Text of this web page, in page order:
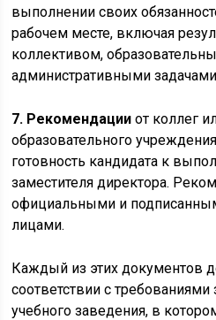
выполнении своих
рабочем месте, включая
коллективом,
административными
7. Рекомендации от коллег
образовательного
готовность кандидата к
заместителя директора.
официальными и
лицами.
Каждый из этих документов
соответствии с требованиями
учебного заведения, в